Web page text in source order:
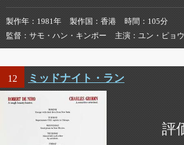
製作年 1981年 製作国 香港 時間
105分
監督
サモ・ハン・キンポー 主演 ユン・ピョウ
12 ミッドナイト・ラン